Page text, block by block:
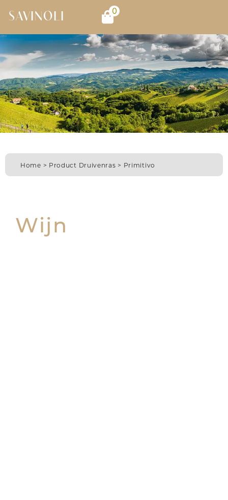
SAVINOLI 0
Home > Product Druivenras > Primitivo
Wijn